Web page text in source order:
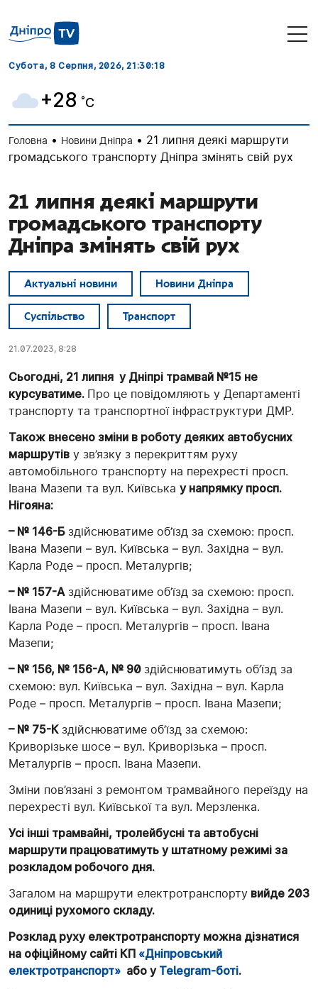
Субота, 8 Серпня, 2026, 21:30:19
+28 ˚C
Головна • Новини Дніпра • 21 липня деякі маршрути
громадського транспорту Дніпра змінять свій рух
21 липня деякі маршрути
громадського транспорту
Дніпра змінять свій рух
Актуальні новини Новини Дніпра
Суспільство Транспорт
21.07.2023, 8:28
Сьогодні, 21 липня у Дніпрі трамвай №15 не
курсуватиме. Про це повідомляють у Департаменті
транспорту та транспортної інфраструктури ДМР.
Також внесено зміни в роботу деяких автобусних
маршрутів у зв’язку з перекриттям руху
автомобільного транспорту на перехресті просп.
Івана Мазепи та вул. Київська у напрямку просп.
Нігояна:
– № 146-Б здійснюватиме об’їзд за схемою: просп.
Івана Мазепи – вул. Київська – вул. Західна – вул.
Карла Роде – просп. Металургів;
– № 157-Аздійснюватиме об’їзд за схемою: просп.
Івана Мазепи – вул. Київська – вул. Західна – вул.
Карла Роде – просп. Металургів – просп. Івана
Мазепи;
– № 156, № 156-А, № 90 здійснюватимуть об’їзд за
схемою: вул. Київська – вул. Західна – вул. Карла
Роде – просп. Металургів – просп. Івана Мазепи;
– № 75-К здійснюватиме об’їзд за схемою:
Криворізьке шосе – вул. Криворізька – просп.
Металургів – просп. Івана Мазепи.
Зміни пов’язані з ремонтом трамвайного переїзду на
перехресті вул. Київської та вул. Мерзленка.
Усі інші трамвайні, тролейбусні та автобусні
маршрути працюватимуть у штатному режимі за
розкладом робочого дня.
Загалом на маршрути електротранспорту вийде 203
одиниці рухомого складу.
Розклад руху електротранспорту можна дізнатися
на офіційному сайті КП «Дніпровський
електротранспорт» або у Telegram-боті.